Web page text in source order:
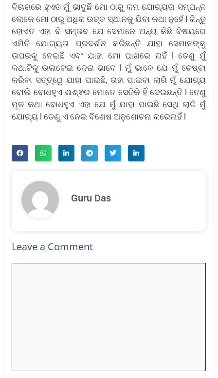
ବିଚାରରେ ହୁଏତ ମୁଁ ଭାବୁଛି ମୋ ଠାରୁ କମ ଯୋଗ୍ୟତା ସମ୍ପନ୍ନ
ଲୋକେ ମୋ ଠାରୁ ଅଧିକ ଉଚ୍ଚ ସ୍ଥାନକୁ ଯିବା କଥା ନୁହେଁ l କିନ୍ତୁ
ହୋଏତ ଏହା ବି ସମ୍ଭବ ଯେ ସେମାନେ ଅନ୍ୟ କିଛି ବିଷୟରେ
ଏମିତି ଯୋଗ୍ୟତା ପ୍ରଦର୍ଶନ କରିଛନ୍ତି ଯାହା ସେମାନଙ୍କୁ
ଉପରକୁ ନେଇଛି ଏବଂ ଯାହା ମୋ ପାଖରେ ନାହିଁ l ତେଣୁ ମୁଁ
କଥାଟିକୁ ଉଲଟେଇ ଦେଇ ଭାବେ l ମୁଁ ଭାବେ ଯେ ମୁଁ ଚେଷ୍ଟା
କରିବା ସତ୍ତ୍ୱେ ଯାହା ପାଇଛି, ତାହା ପାଇବା ଲାଗି ମୁଁ ଯୋଗ୍ୟ
ବୋଲି ବୋଧହୁଏ ଈଶ୍ଵର ମୋତେ ସେତିକି ହିଁ ଦେଇଛନ୍ତି l ତେଣୁ
ମୂଳ କଥା ବୋଧହୁଏ ଏହା ଯେ ମୁଁ ଯାହା ପାଇଛି ସେଥି ଲାଗି ମୁଁ
ଯୋଗ୍ୟ l ତେଣୁ ଏ ନେଇ ବିଶେଷ ଅନୁଶୋଚନା କରେନାହିଁ l
Guru Das
Leave a Comment